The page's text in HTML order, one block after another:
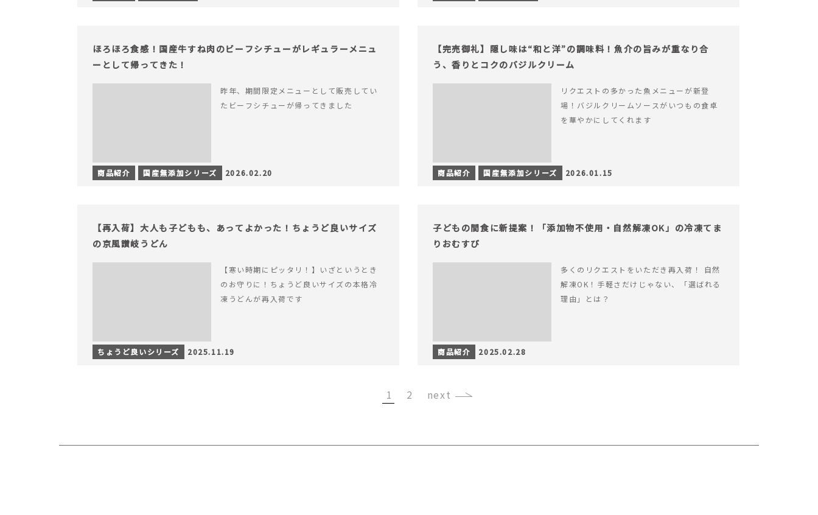
ほろほろ食感！国産牛すね肉のビーフシチューがレギュラーメニュ
ーとして帰ってきた！
昨年、期間限定メニューとして販売してい
たビーフシチューが帰ってきました
商品紹介 国産無添加シリーズ 2026.02.20
【完売御礼】隠し味は“和と洋”の調味料！魚介の旨みが重なり合
う、香りとコクのバジルクリーム
リクエストの多かった魚メニューが新登
場！バジルクリームソースがいつもの食卓
を華やかにしてくれます
商品紹介 国産無添加シリーズ 2026.01.15
【再入荷】大人も子どもも、あってよかった！ちょうど良いサイズ
の京風讃岐うどん
【寒い時期にピッタリ！】いざというとき
のお守りに！ちょうど良いサイズの本格冷
凍うどんが再入荷です
ちょうど良いシリーズ 2025.11.19
子どもの間食に新提案！「添加物不使用・自然解凍OK」の冷凍てま
りおむすび
多くのリクエストをいただき再入荷！ 自然
解凍OK！手軽さだけじゃない、「選ばれる
理由」とは？
商品紹介 2025.02.28
1 2 ›